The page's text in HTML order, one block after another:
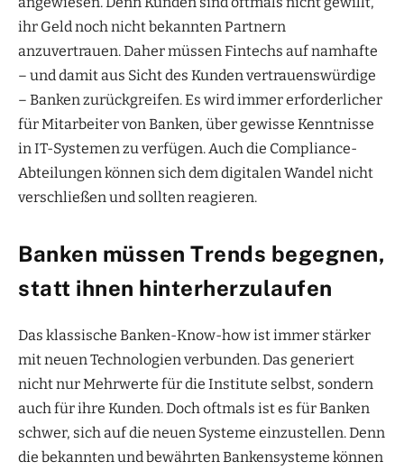
ihr Geld noch nicht bekannten Partnern
anzuvertrauen. Daher müssen Fintechs auf namhafte
– und damit aus Sicht des Kunden vertrauenswürdige
– Banken zurückgreifen. Es wird immer erforderlicher
für Mitarbeiter von Banken, über gewisse Kenntnisse
in IT-Systemen zu verfügen. Auch die Compliance-
Abteilungen können sich dem digitalen Wandel nicht
verschließen und sollten reagieren.
Banken müssen Trends begegnen,
statt ihnen hinterherzulaufen
Das klassische Banken-Know-how ist immer stärker
mit neuen Technologien verbunden. Das generiert
nicht nur Mehrwerte für die Institute selbst, sondern
auch für ihre Kunden. Doch oftmals ist es für Banken
schwer, sich auf die neuen Systeme einzustellen. Denn
die bekannten und bewährten Bankensysteme können